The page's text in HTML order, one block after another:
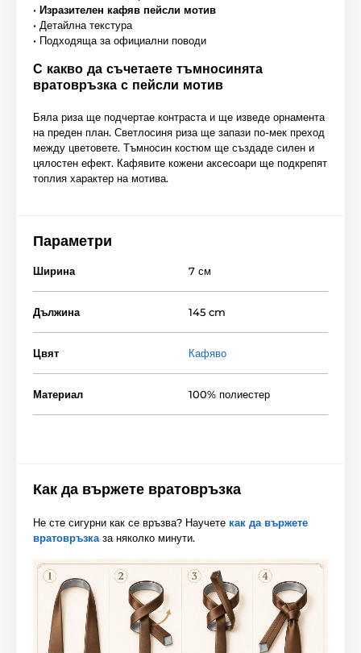
• Изразителен кафяв пейсли мотив
• Детайлна текстура
• Подходяща за официални поводи
С какво да съчетаете тъмносинята
вратовръзка с пейсли мотив
Бяла риза ще подчертае контраста и ще изведе орнамента
на преден план. Светлосиня риза ще запази по-мек преход
между цветовете. Тъмносин костюм ще създаде силен и
цялостен ефект. Кафявите кожени аксесоари ще подкрепят
топлия характер на мотива.
Параметри
Ширина 7 см
Дължина 145 cm
Цвят Кафяво
Материал 100% полиестер
Как да вържете вратовръзка
Не сте сигурни как се връзва? Научете как да вържете
вратовръзка за няколко минути.